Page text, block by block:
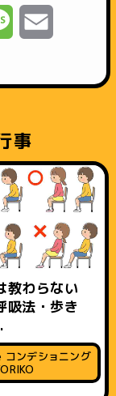
Message
事
教わらない
吸法・歩き
ンデショニング